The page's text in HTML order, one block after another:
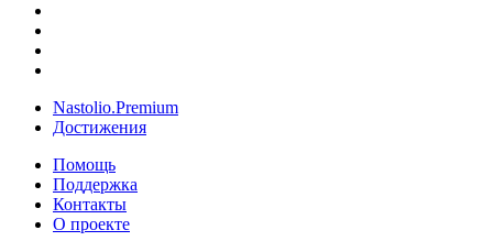
Nastolio.Premium
Достижения
Помощь
Поддержка
Контакты
О проекте